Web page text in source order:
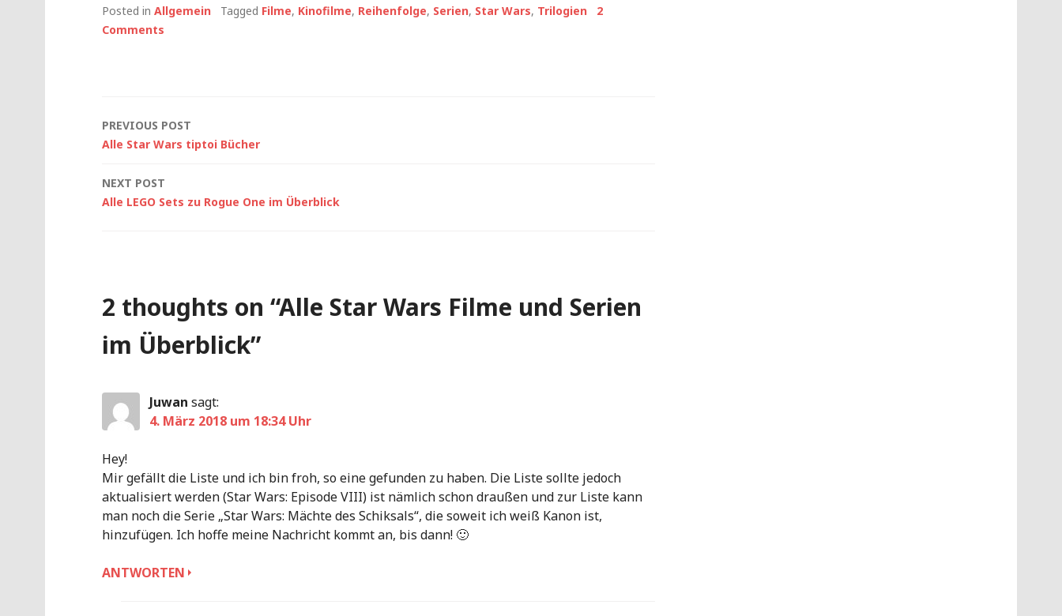
Posted in Allgemein Tagged Filme, Kinofilme, Reihenfolge, Serien, Star Wars, Trilogien
2
Comments
Post
PREVIOUS POST
Alle Star Wars tiptoi Bücher
NEXT POST
Alle LEGO Sets zu Rogue One im Überblick
2 thoughts on “Alle Star Wars Filme und Serien
im Überblick”
Juwan sagt:
4. März 2018 um 18:34 Uhr
Hey!
Mir gefällt die Liste und ich bin froh, so eine gefunden zu haben. Die Liste sollte jedoch
aktualisiert werden (Star Wars: Episode VIII) ist nämlich schon draußen und zur Liste kann
man noch die Serie „Star Wars: Mächte des Schiksals“, die soweit ich weiß Kanon ist,
hinzufügen. Ich hoffe meine Nachricht kommt an, bis dann! 🙂
ANTWORTEN